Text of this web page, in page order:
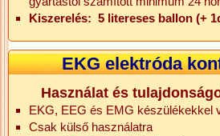
Kiszerelés: 5 litereses ballon (+
EKG elektróda
Használat és
EKG, EEG és EMG készülékekkel
Csak külső használatra